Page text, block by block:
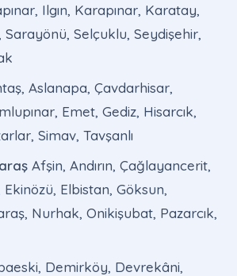
Ilgın, Karapınar, Karatay,
Selçuklu, Seydişehir,
Aslanapa, Çavdarhisar,
Emet, Gediz, Hisarcık,
Simav, Tavşanlı
Afşin, Andırın, Çağlayancerit,
Elbistan, Göksun,
Nurhak, Onikişubat, Pazarcık,
Demirköy, Devrekâni,